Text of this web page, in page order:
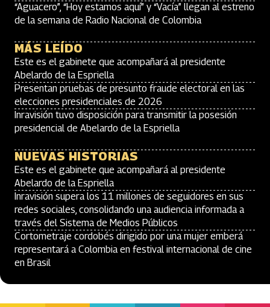
“Aguacero”, “Hoy estamos aquí” y “Vacía” llegan al estreno
de la semana de Radio Nacional de Colombia
MÁS LEÍDO
Este es el gabinete que acompañará al presidente
Abelardo de la Espriella
Presentan pruebas de presunto fraude electoral en las
elecciones presidenciales de 2026
Inravisión tuvo disposición para transmitir la posesión
presidencial de Abelardo de la Espriella
NUEVAS HISTORIAS
Este es el gabinete que acompañará al presidente
Abelardo de la Espriella
Inravisión supera los 11 millones de seguidores en sus
redes sociales, consolidando una audiencia informada a
través del Sistema de Medios Públicos
Cortometraje cordobés dirigido por una mujer emberá
representará a Colombia en festival internacional de cine
en Brasil